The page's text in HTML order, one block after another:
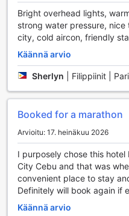
voivat hyödyntää
turvallisen ja kätevän
matkalla perheen kanssa
Hotel huolehtii siitä, että
että voit keskittyä vain
Sugbutel Family Hotelin
Sugbutel Family Hotel
mukautettuja huoneita,
lämpötilan, olipa ulkona
jokaisessa huoneessa on
laajan valikoiman satelliitti-
nauttia suosikkiohjelmistasi
Vieraiden mukavuuden
Bright overhead lights,
strong water pressure,
city, cold aircon, friendly
Käännä arvio
Sherlyn Filippiinit |
Booked for a marathon
Arvioitu: 17. heinäkuu 2026
I purposely chose this
City Cebu and that was
convenient place to stay
Definitely will book again if
Käännä arvio